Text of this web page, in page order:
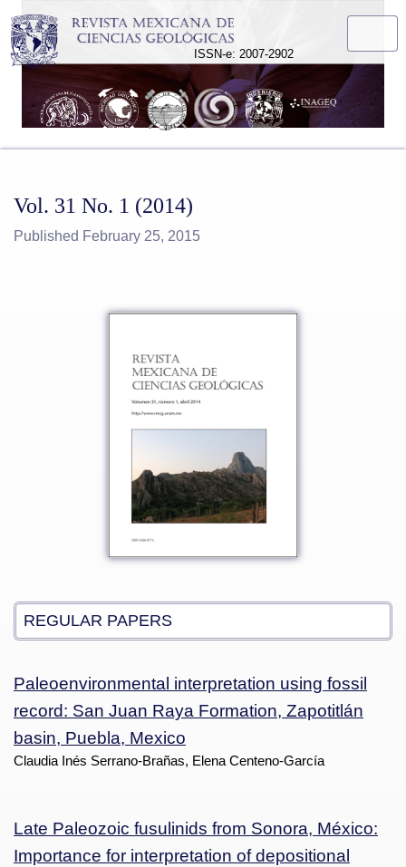
ISSN-e: 2007-2902
Vol. 31 No. 1 (2014)
Published February 25, 2015
REGULAR PAPERS
Paleoenvironmental interpretation using fossil
record: San Juan Raya Formation, Zapotitlán
basin, Puebla, Mexico
Claudia Inés Serrano-Brañas, Elena Centeno-García
Late Paleozoic fusulinids from Sonora, México:
Importance for interpretation of depositional